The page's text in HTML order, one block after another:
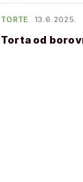
TORTE 13.6.2025.
Torta od